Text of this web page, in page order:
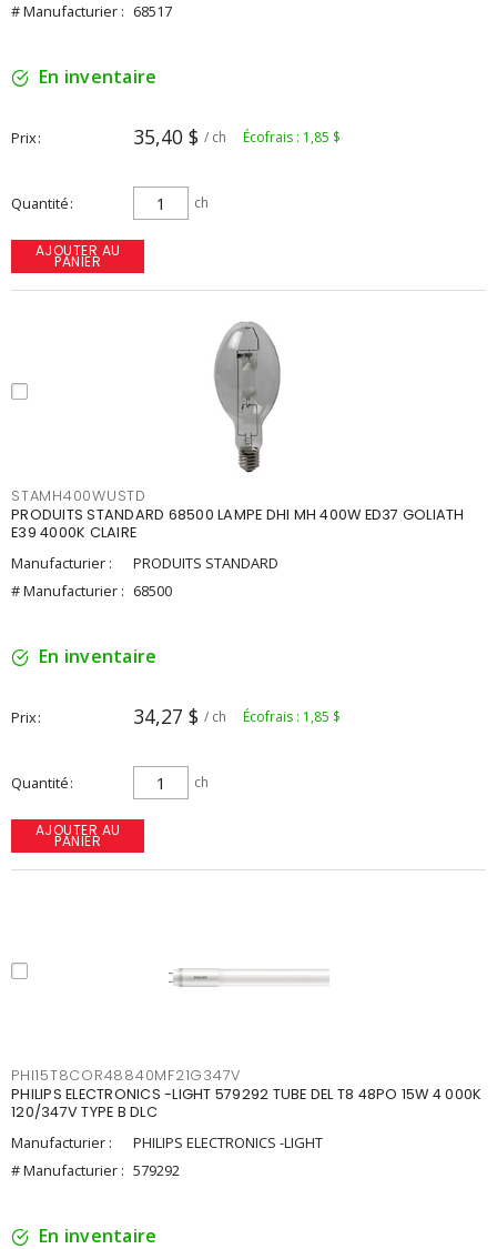
# Manufacturier : 68517
En inventaire
Prix 35,40 $ / ch Écofrais : 1,85 $
Quantité ch
AJOUTER AU
PANIER
STAMH400WUSTD
PRODUITS STANDARD 68500 LAMPE DHI MH 400W ED37 GOLIATH
E39 4000K CLAIRE
Manufacturier :
PRODUITS STANDARD
# Manufacturier : 68500
En inventaire
Prix 34,27 $ / ch Écofrais : 1,85 $
Quantité ch
AJOUTER AU
PANIER
PHI15T8COR48840MF21G347V
PHILIPS ELECTRONICS -LIGHT 579292 TUBE DEL T8 48PO 15W 4 000K
120/347V TYPE B DLC
Manufacturier :
PHILIPS ELECTRONICS -LIGHT
# Manufacturier : 579292
En inventaire